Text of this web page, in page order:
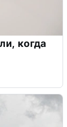
когда